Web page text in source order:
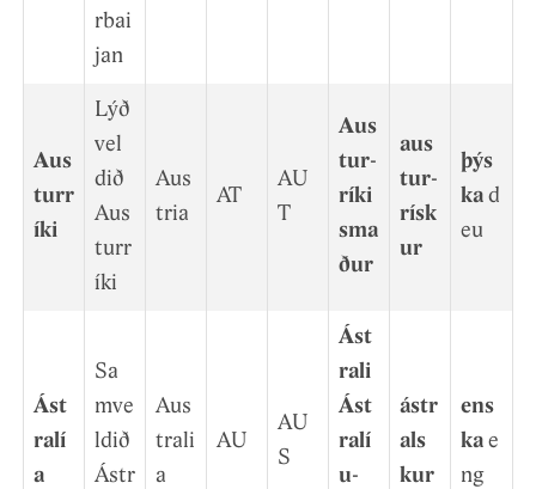
rbai
jan
Aus
turr
íki
Lýð
vel
d­ið
Aus
turr
íki
Aus
tria
AT
AU
T
Aus
tur­
ríki
sma
ður
aus
tur­
rísk
ur
þýs
ka d
eu
Ást
ralí
a
Sa
mve
ldið
Ástr
Aus
trali
a
AU
AU
S
Ást
rali
Ást
ralí
u­
ástr
als
k­ur
ens
ka e
ng